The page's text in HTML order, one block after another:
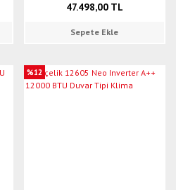
47.498,00 TL
Sepete Ekle
%12